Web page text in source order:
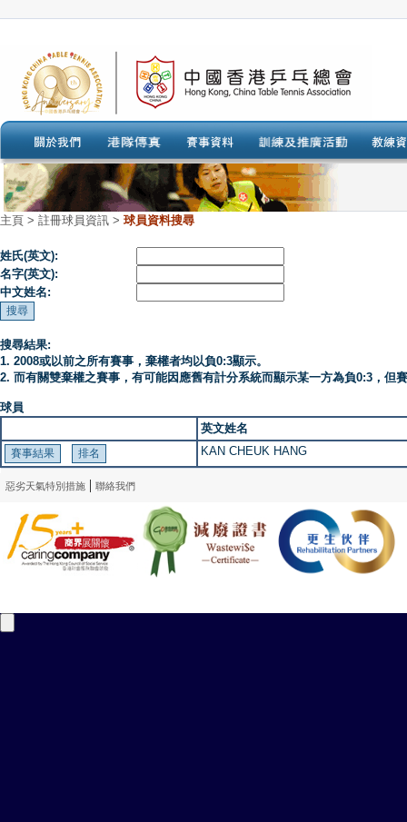
主頁 > 註冊球員資訊 > 球員資料搜尋
姓氏(英文):
名字(英文):
中文姓名:
搜尋結果:
1. 2008或以前之所有賽事，棄權者均以負0:3顯示。
2. 而有關雙棄權之賽事，有可能因應舊有計分系統而顯示某一方為負0:3，但
球員
英文姓名
KAN CHEUK HANG